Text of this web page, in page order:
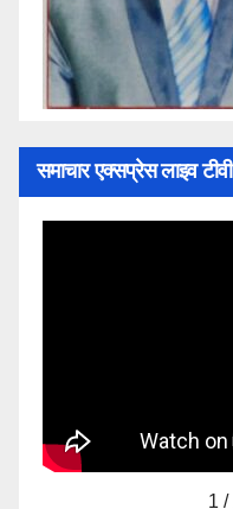
समाचार एक्सप्रेस लाइव टीवी
1 /